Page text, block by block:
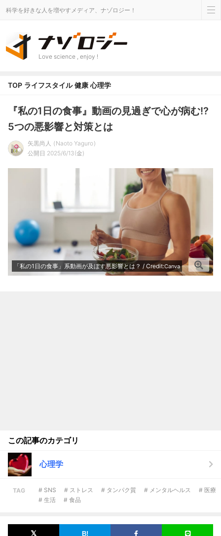
科学を好きな人を増やすメディア、ナゾロジー！
Love science , enjoy !
TOP ライフスタイル 健康 心理学
『私の1日の食事』動画の見過ぎで心が病む!?
5つの悪影響と対策とは
矢黒尚人
Naoto Yaguro
公開日 2025/6/13(金)
「私の1日の食事」系動画が及ぼす悪影響とは？ / Credit:Canva
この記事のカテゴリ
心理学
TAG # SNS # ストレス # タンパク質 # メンタルヘルス
# 医療
# 生活
# 食品